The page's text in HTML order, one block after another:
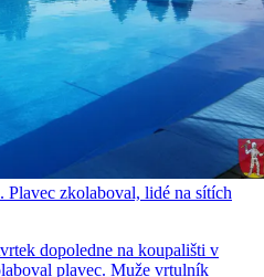
zkolaboval, lidé na sítích
dopoledne na koupališti v
plavec. Muže vrtulník